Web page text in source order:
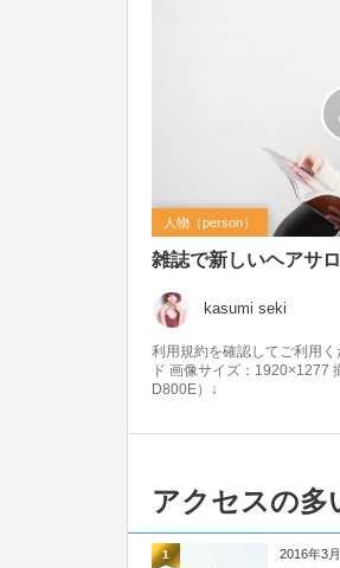
人物（person）
雑誌で新しいヘアサ
kasumi seki
利用規約を確認してご利用
ド 画像サイズ：1920×1277
D800E）↓
アクセスの多
2016年3
1